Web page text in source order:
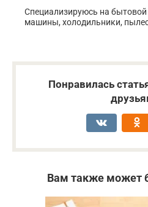
Специализируюсь на бытовой
машины, холодильники,
Понравилась
Вам также может